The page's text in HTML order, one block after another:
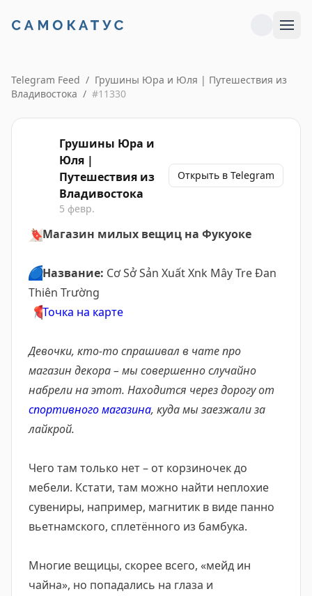
Telegram Feed / Грушины Юра и Юля | Путешествия из
Владивостока / #11330
Грушины Юра и
Юля |
Путешествия из
Владивостока
5 февр.
Открыть в Telegram
🔖Магазин милых вещиц на Фукуоке
🔵Название: Cơ Sở Sản Xuất Xnk Mây Tre Đan
Thiên Trường
📍Точка на карте
Девочки, кто-то спрашивал в чате про
магазин декора – мы совершенно случайно
набрели на этот. Находится через дорогу от
спортивного магазина, куда мы заезжали за
лайкрой.
Чего там только нет – от корзиночек до
мебели. Кстати, там можно найти неплохие
сувениры, например, магнитик в виде панно
вьетнамского, сплетённого из бамбука.
Многие вещицы, скорее всего, «мейд ин
чайна», но попадались на глаза и